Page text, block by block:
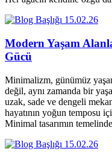
15.02.26
Modern Yaşam
Gücü
Minimalizm, günümüz
değil, aynı zamanda bir
uzak, sade ve dengeli
hayatının yoğun temposu
Minimal tasarımın
15.02.26